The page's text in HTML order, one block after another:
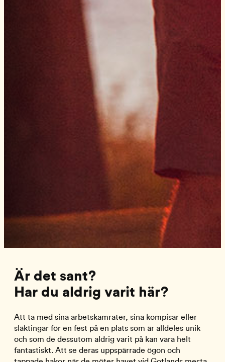
Är det sant?
Har du aldrig varit här?
Att ta med sina arbetskamrater, sina kompisar eller
släktingar för en fest på en plats som är alldeles unik
och som de dessutom aldrig varit på kan vara helt
fantastiskt. Att se deras uppspärrade ögon och